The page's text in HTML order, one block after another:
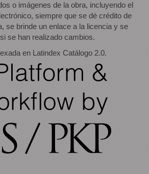
o imágenes de la obra, incluyendo el
siempre que se dé crédito de
se brinde un enlace a la licencia y se
se han realizado cambios.
en Latindex Catálogo 2.0.